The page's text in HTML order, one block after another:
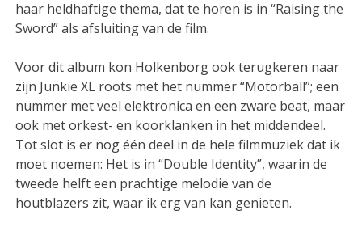
haar heldhaftige thema, dat te horen is in “Raising the
Sword” als afsluiting van de film.
Voor dit album kon Holkenborg ook terugkeren naar
zijn Junkie XL roots met het nummer “Motorball”; een
nummer met veel elektronica en een zware beat, maar
ook met orkest- en koorklanken in het middendeel.
Tot slot is er nog één deel in de hele filmmuziek dat ik
moet noemen: Het is in “Double Identity”, waarin de
tweede helft een prachtige melodie van de
houtblazers zit, waar ik erg van kan genieten.